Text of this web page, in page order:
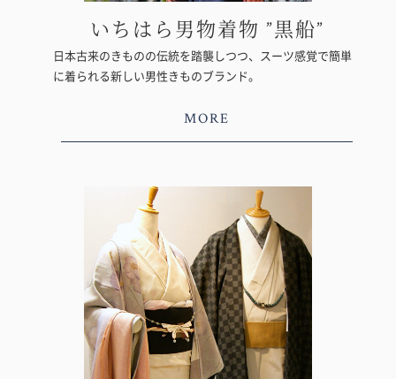
いちはら男物着物 ”黒船”
日本古来のきものの伝統を踏襲しつつ、スーツ感覚で簡単
に着られる新しい男性きものブランド。
MORE